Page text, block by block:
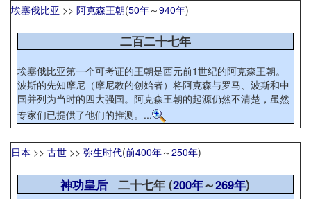
埃塞俄比亚 >> 阿克森王朝(50年～940年)
二百二十七年
埃塞俄比亚第一个可考证的王朝是西元前1世纪的阿克森王朝。
波斯的先知摩尼（摩尼教的创始者）将阿克森与罗马、波斯和中
国并列为当时的四大强国。阿克森王朝的起源仍然不清楚，虽然
专家们已提供了他们的推测。...
日本 >> 古世 >> 弥生时代(前400年～250年)
神功皇后 二十七年 (200年～269年)